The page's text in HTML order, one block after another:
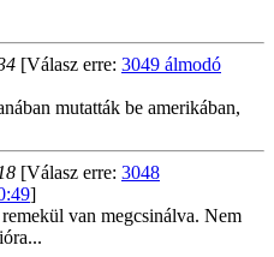
[Válasz erre: 3049 álmodó
mutatták be amerikában,
[Válasz erre: 3048
]
van megcsinálva. Nem